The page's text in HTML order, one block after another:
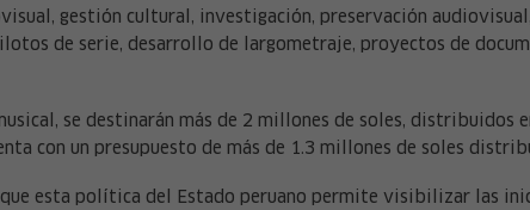
gestión cultural, investigación, preservación
de serie, desarrollo de largometraje, proyectos de
se destinarán más de 2 millones de soles, distribuidos
con un presupuesto de más de 1.3 millones de soles
esta política del Estado peruano permite visibilizar las